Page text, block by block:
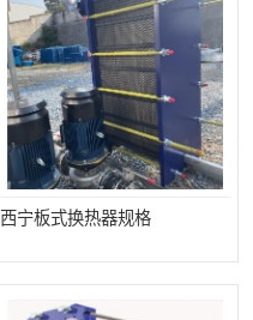
西宁板式换热器规格